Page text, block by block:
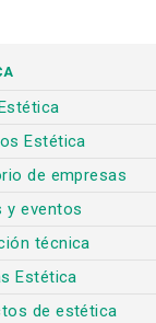
Estética
de empresas
y eventos
técnica
Estética
de estética